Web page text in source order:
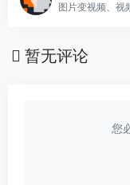
图片变视频、视
暂无评论
您